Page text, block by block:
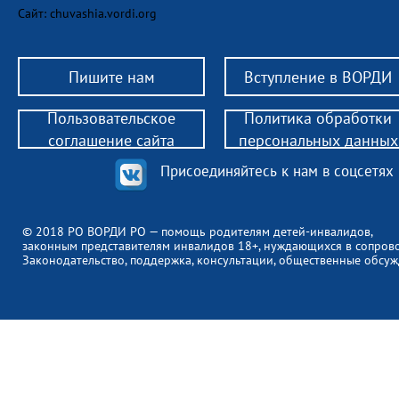
Сайт: chuvashia.vordi.org
Пишите нам Вступление в ВОРДИ
© 2018 РО ВОРДИ РО — помощь родителям детей-инвалидов,
законным представителям инвалидов 18+, нуждающихся в
Законодательство, поддержка, консультации, общественные
Присоединяйтесь к нам в соцсетях
Пользовательское
соглашение сайта
Политика обработки
персональных данных